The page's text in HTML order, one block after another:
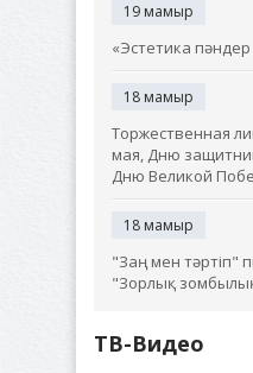
19 мамыр
«Эстетика
18 мамыр
Торжественная
мая, Дню
Дню Великой
18 мамыр
"Заң мен тәртіп"
"Зорлық
ТВ-Видео